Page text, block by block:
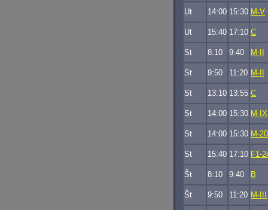
Ut 14:00 15:30 M-V
Ut 15:40 17:10 C
St 8:10 9:40 M-II
St 9:50 11:20 M-II
St 13:10 13:55 C
St 14:00 15:30 M-IX
St 14:00 15:30 M-
St 15:40 17:10 F1-
Št 8:10 9:40 B
Št 9:50 11:20 M-III